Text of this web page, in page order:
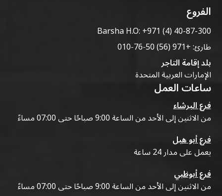
الفروع
Barsha H.O:+971 (4) 40-87-300
طارئ:+971 (56) 50-76-010
بلد إقامة التاجر
الإمارات العربية المتحدة
ساعات العمل
فرع البرشاء
من الاثنين إلى الأحد من الساعة 9:00 صباحًا حتى 07:00 مساءً
فرع أبو هيل
يعمل على مدار 24 ساعة
فرع أبوظبي
من الاثنين إلى الأحد من الساعة 9:00 صباحًا حتى 07:00 مساءً